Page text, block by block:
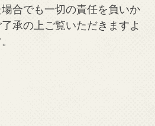
合でも一切の責任を負いか
承の上ご覧いただきますよ